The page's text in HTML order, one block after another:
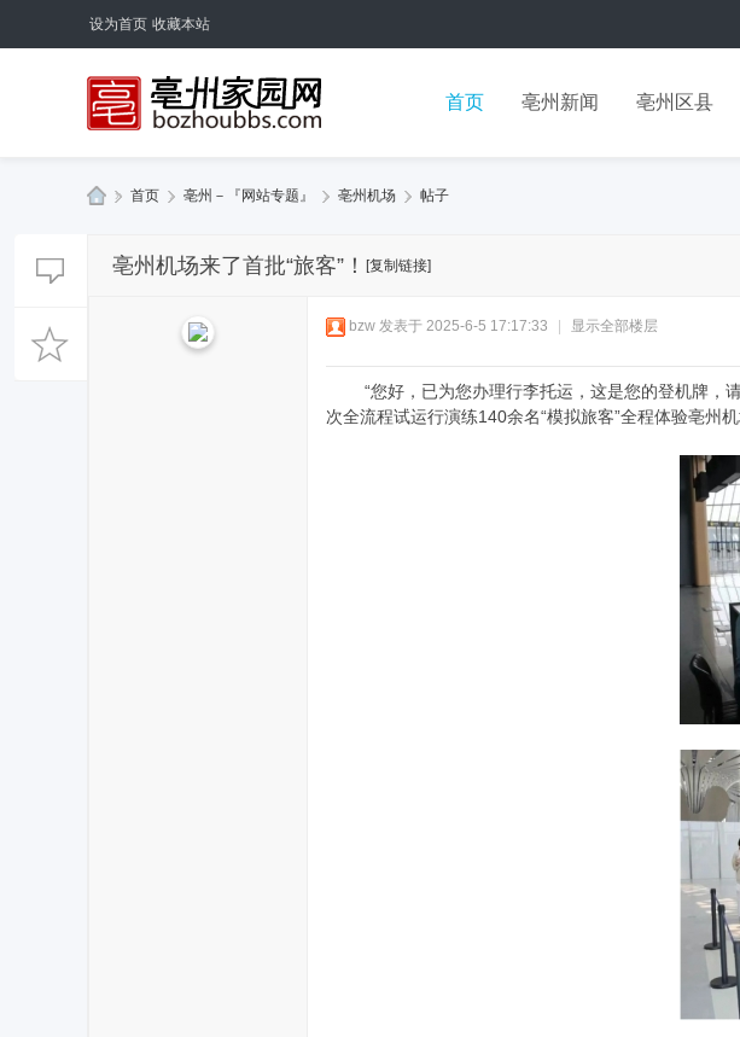
设为首页 收藏本站
首页 亳州新闻 亳州区县
» 首页 › 亳州－『网站专题』 › 亳州机场 › 帖子
亳州机场来了首批“旅客”！ [复制链接]
bzw 发表于 2025-6-5 17:17:33 显示全部楼层
“您好，已为您办理行李托运，这是您的登机牌，请
次全流程试运行演练140余名“模拟旅客”全程体验亳州